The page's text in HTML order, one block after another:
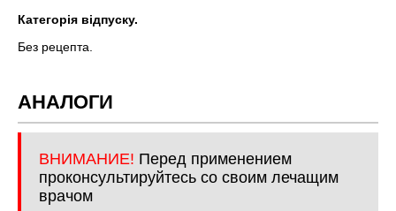
Категорія відпуску.
Без рецепта.
АНАЛОГИ
ВНИМАНИЕ! Перед применением
проконсультируйтесь со своим лечащим
врачом